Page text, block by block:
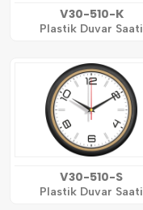
V30-510-K
Plastik Duvar Saati
V30-510-S
Plastik Duvar Saati